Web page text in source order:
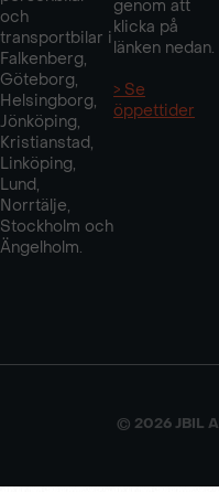
och
transportbilar i
Falkenberg,
Göteborg,
Helsingborg,
Jönköping,
Kristianstad,
Linköping,
Lund,
Norrtälje,
Stockholm och
Ängelholm.
genom att
klicka på
länken nedan.
> Se
öppettider
© 2026 JBIL